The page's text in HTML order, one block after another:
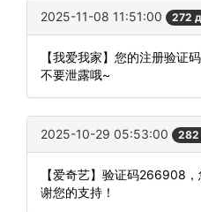
2025-11-08 11:51:00 272
【我爱我家】您的注册验证
不要泄露哦~
2025-10-29 05:53:00 282
【爱奇艺】验证码266908
谢您的支持！